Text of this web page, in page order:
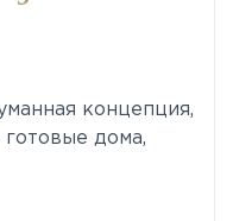
концепция,
дома,